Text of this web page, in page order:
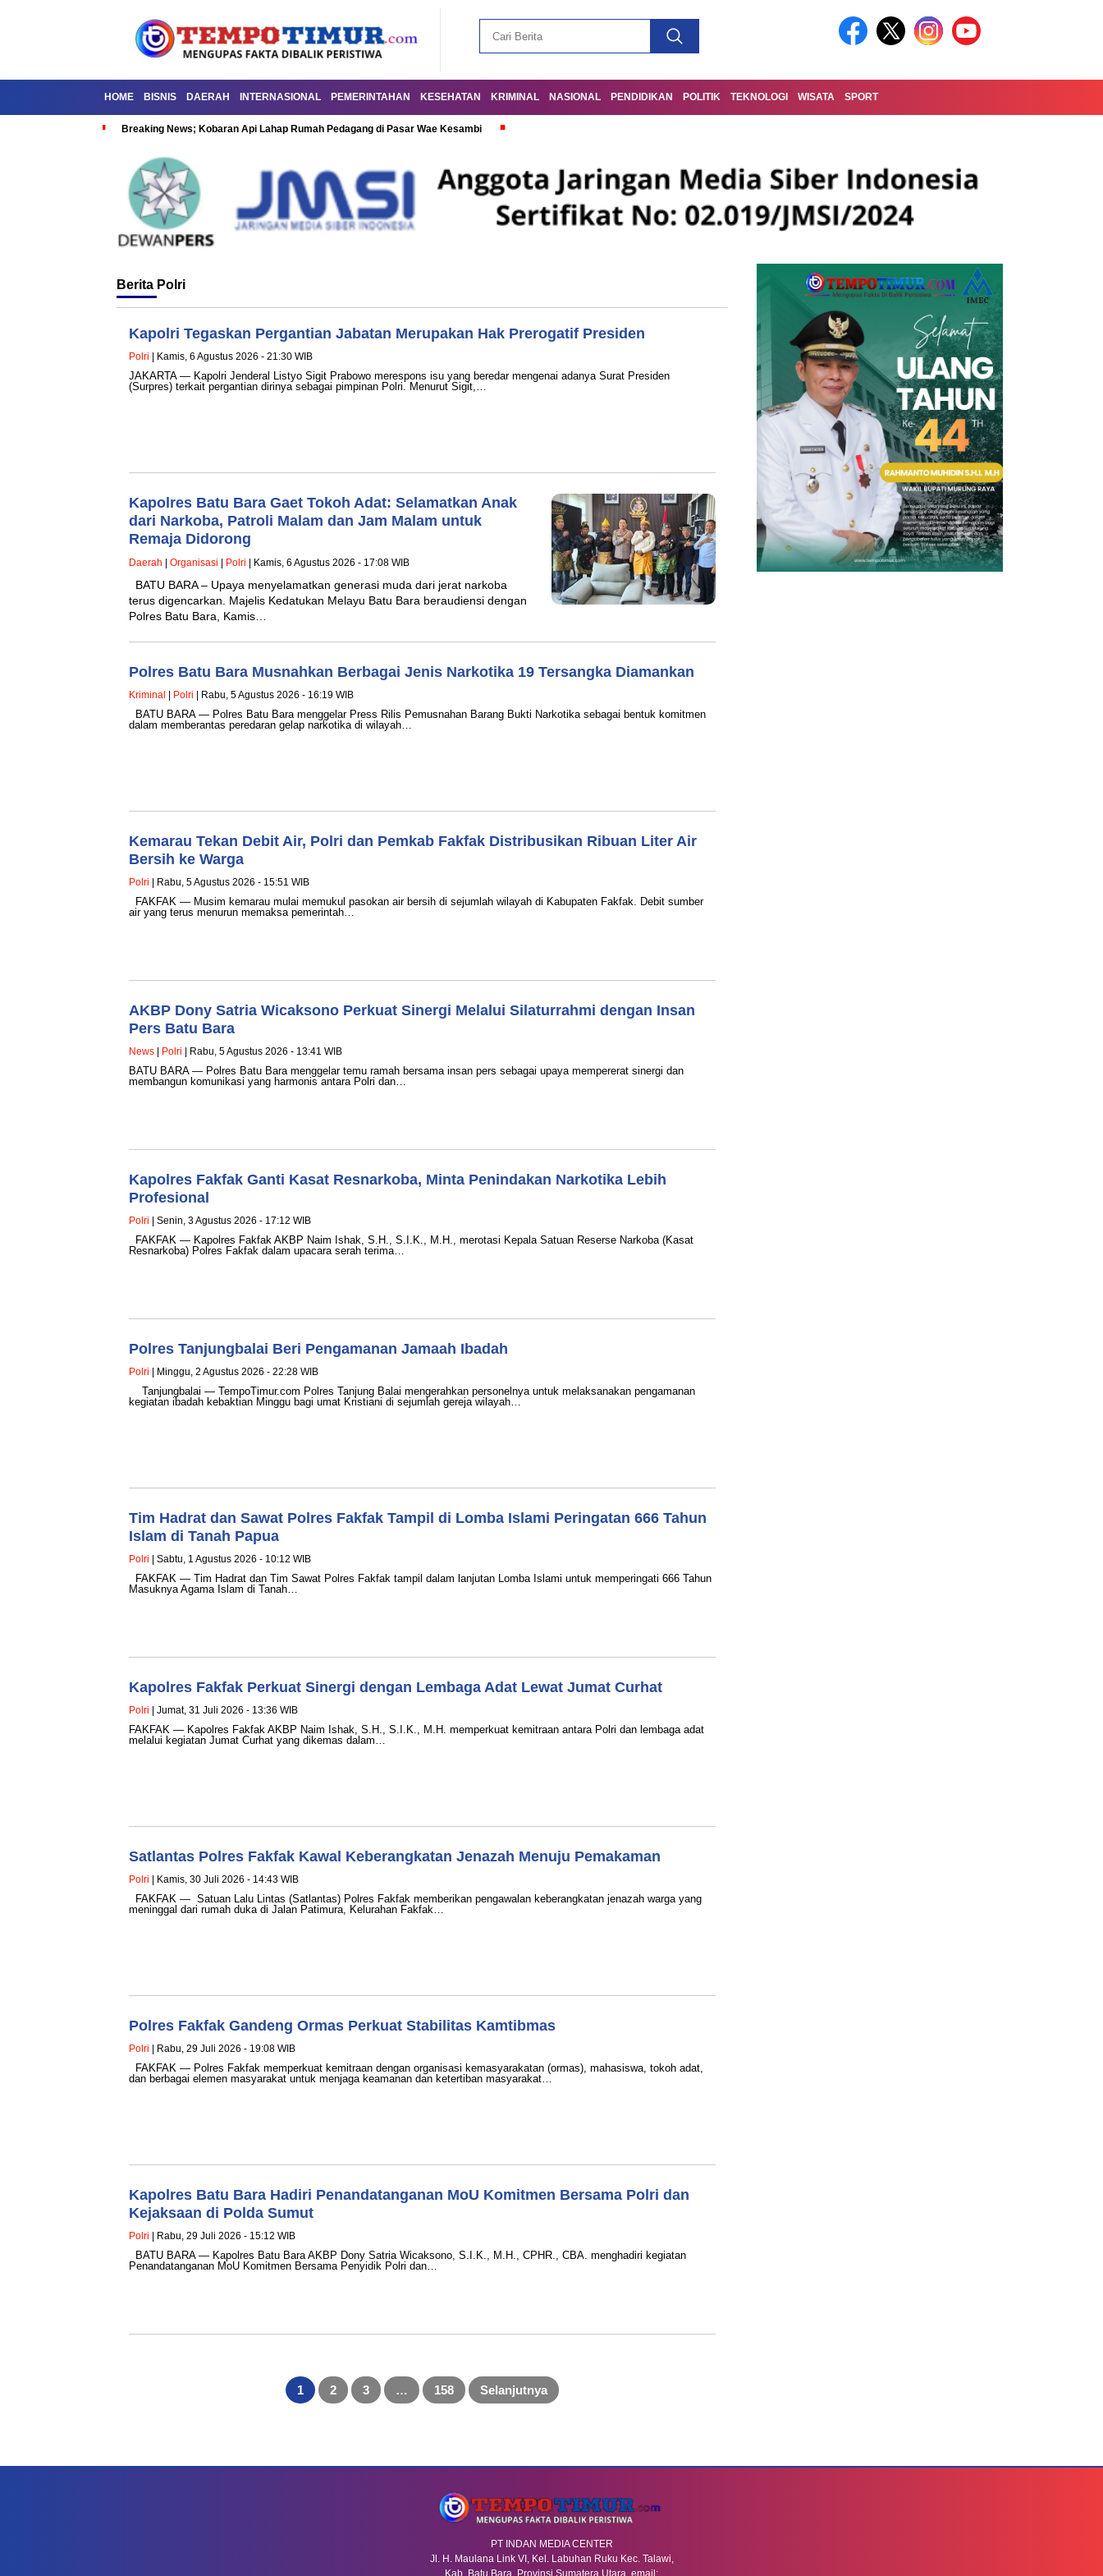
HOME BISNIS DAERAH INTERNASIONAL PEMERINTAHAN KESEHATAN KRIMINAL NASIONAL PENDIDIKAN POLITIK TEKNOLOGI WISATA SPORT
Breaking News; Kobaran Api Lahap Rumah Pedagang di Pasar Wae Kesambi
Berita Polri
Kapolri Tegaskan Pergantian Jabatan Merupakan Hak Prerogatif Presiden
Polri | Kamis, 6 Agustus 2026 - 21:30 WIB
JAKARTA — Kapolri Jenderal Listyo Sigit Prabowo merespons isu yang beredar mengenai adanya Surat Presiden
(Surpres) terkait pergantian dirinya sebagai pimpinan Polri. Menurut Sigit,…
Kapolres Batu Bara Gaet Tokoh Adat: Selamatkan Anak
dari Narkoba, Patroli Malam dan Jam Malam untuk
Remaja Didorong
Daerah Organisasi Polri | Kamis, 6 Agustus 2026 - 17:08 WIB
BATU BARA – Upaya menyelamatkan generasi muda dari jerat narkoba
terus digencarkan. Majelis Kedatukan Melayu Batu Bara beraudiensi dengan
Polres Batu Bara, Kamis…
Polres Batu Bara Musnahkan Berbagai Jenis Narkotika 19 Tersangka Diamankan
Kriminal Polri | Rabu, 5 Agustus 2026 - 16:19 WIB
BATU BARA — Polres Batu Bara menggelar Press Rilis Pemusnahan Barang Bukti Narkotika sebagai bentuk komitmen
dalam memberantas peredaran gelap narkotika di wilayah…
Kemarau Tekan Debit Air, Polri dan Pemkab Fakfak Distribusikan Ribuan Liter Air
Bersih ke Warga
Polri | Rabu, 5 Agustus 2026 - 15:51 WIB
FAKFAK — Musim kemarau mulai memukul pasokan air bersih di sejumlah wilayah di Kabupaten Fakfak. Debit sumber
air yang terus menurun memaksa pemerintah…
AKBP Dony Satria Wicaksono Perkuat Sinergi Melalui Silaturrahmi dengan Insan
Pers Batu Bara
News Polri | Rabu, 5 Agustus 2026 - 13:41 WIB
BATU BARA — Polres Batu Bara menggelar temu ramah bersama insan pers sebagai upaya mempererat sinergi dan
membangun komunikasi yang harmonis antara Polri dan…
Kapolres Fakfak Ganti Kasat Resnarkoba, Minta Penindakan Narkotika Lebih
Profesional
Polri | Senin, 3 Agustus 2026 - 17:12 WIB
FAKFAK — Kapolres Fakfak AKBP Naim Ishak, S.H., S.I.K., M.H., merotasi Kepala Satuan Reserse Narkoba (Kasat
Resnarkoba) Polres Fakfak dalam upacara serah terima…
Polres Tanjungbalai Beri Pengamanan Jamaah Ibadah
Polri | Minggu, 2 Agustus 2026 - 22:28 WIB
Tanjungbalai — TempoTimur.com Polres Tanjung Balai mengerahkan personelnya untuk melaksanakan pengamanan
kegiatan ibadah kebaktian Minggu bagi umat Kristiani di sejumlah gereja wilayah…
Tim Hadrat dan Sawat Polres Fakfak Tampil di Lomba Islami Peringatan 666 Tahun
Islam di Tanah Papua
Polri | Sabtu, 1 Agustus 2026 - 10:12 WIB
FAKFAK — Tim Hadrat dan Tim Sawat Polres Fakfak tampil dalam lanjutan Lomba Islami untuk memperingati 666 Tahun
Masuknya Agama Islam di Tanah…
Kapolres Fakfak Perkuat Sinergi dengan Lembaga Adat Lewat Jumat Curhat
Polri | Jumat, 31 Juli 2026 - 13:36 WIB
FAKFAK — Kapolres Fakfak AKBP Naim Ishak, S.H., S.I.K., M.H. memperkuat kemitraan antara Polri dan lembaga adat
melalui kegiatan Jumat Curhat yang dikemas dalam…
Satlantas Polres Fakfak Kawal Keberangkatan Jenazah Menuju Pemakaman
Polri | Kamis, 30 Juli 2026 - 14:43 WIB
FAKFAK — Satuan Lalu Lintas (Satlantas) Polres Fakfak memberikan pengawalan keberangkatan jenazah warga yang
meninggal dari rumah duka di Jalan Patimura, Kelurahan Fakfak…
Polres Fakfak Gandeng Ormas Perkuat Stabilitas Kamtibmas
Polri | Rabu, 29 Juli 2026 - 19:08 WIB
FAKFAK — Polres Fakfak memperkuat kemitraan dengan organisasi kemasyarakatan (ormas), mahasiswa, tokoh adat,
dan berbagai elemen masyarakat untuk menjaga keamanan dan ketertiban masyarakat…
Kapolres Batu Bara Hadiri Penandatanganan MoU Komitmen Bersama Polri dan
Kejaksaan di Polda Sumut
Polri | Rabu, 29 Juli 2026 - 15:12 WIB
BATU BARA — Kapolres Batu Bara AKBP Dony Satria Wicaksono, S.I.K., M.H., CPHR., CBA. menghadiri kegiatan
Penandatanganan MoU Komitmen Bersama Penyidik Polri dan…
1 2 3 … 158 Selanjutnya
PT INDAN MEDIA CENTER
Jl. H. Maulana Link VI, Kel. Labuhan Ruku Kec. Talawi,
Kab. Batu Bara, Provinsi Sumatera Utara. email: